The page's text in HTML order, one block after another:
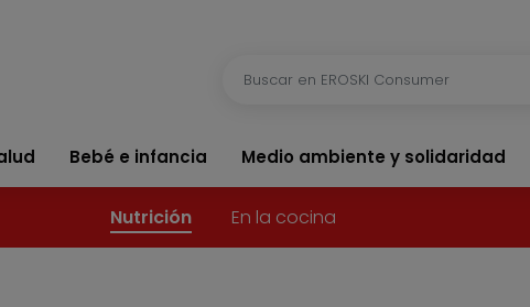
Bebé e infancia Medio ambiente y solidaridad
Nutrición En la cocina